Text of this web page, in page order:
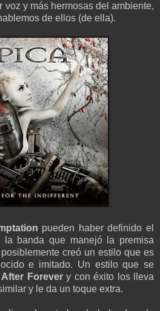
voz y más hermosas del ambiente,
de ellos (de ella).
pueden haber definido el
la banda que manejó la premisa
creó un estilo que es
e imitado. Un estilo que se
After Forever y con éxito los lleva
y le da un toque extra.